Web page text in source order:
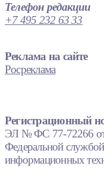
Телефон редакции
+7 495 232 63 33
Реклама на сайте
Росреклама
Регистрационный
ЭЛ № ФС 77-72266 от
Федеральной
информационных